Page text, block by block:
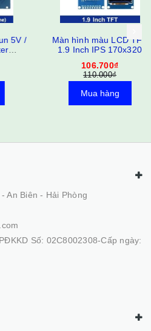
/
Màn hình màu LCD TFT
1.9 Inch IPS 170x320
106.700₫
110.000₫
Mua hàng
An Biên - Hải Phòng
Số: 02C8002308-Cấp ngày: